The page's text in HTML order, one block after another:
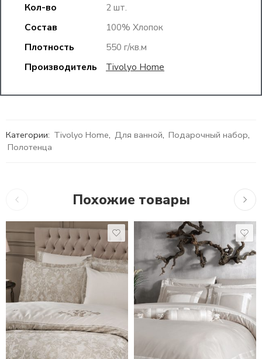
Кол-во
2 шт.
Состав
100% Хлопок
Плотность
550 г/кв.м
Производитель
Tivolyo Home
Категории: Tivolyo Home, Для ванной, Подарочный набор,
Полотенца
Похожие товары
17,875₽ 13,660₽–22,448₽
1,5 СПАЛЬНЫЙ